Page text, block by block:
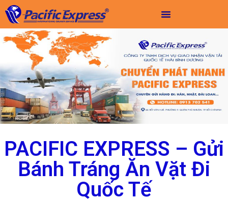
PACIFIC EXPRESS – Gửi
Bánh Tráng Ăn Vặt Đi
Quốc Tế